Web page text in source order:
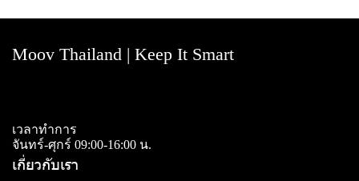
Moov Thailand | Keep It Smart
เวลาทำการ
จันทร์-ศุกร์ 09:00-16:00 น.
เกี่ยวกับเรา